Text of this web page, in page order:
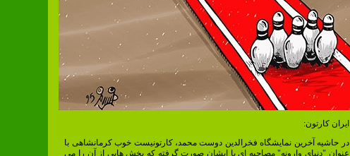
ایران کارتون:
در حاشیه آخرین نمایشگاه فخرالدین دوست محمد، کارتونیست خوب کرمانشاهی با
عنوان "دنیای وارونه" مصاحبه ای با ایشان صورت گرفته که بخش هایی از آن را می